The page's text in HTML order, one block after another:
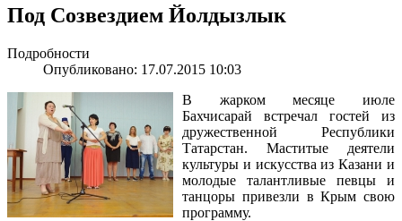
Под Созвездием Йолдызлык
Подробности
Опубликовано: 17.07.2015 10:03
В жарком месяце июле
Бахчисарай встречал гостей из
дружественной Республики
Татарстан. Маститые деятели
культуры и искусства из Казани и
молодые талантливые певцы и
танцоры привезли в Крым свою
программу.